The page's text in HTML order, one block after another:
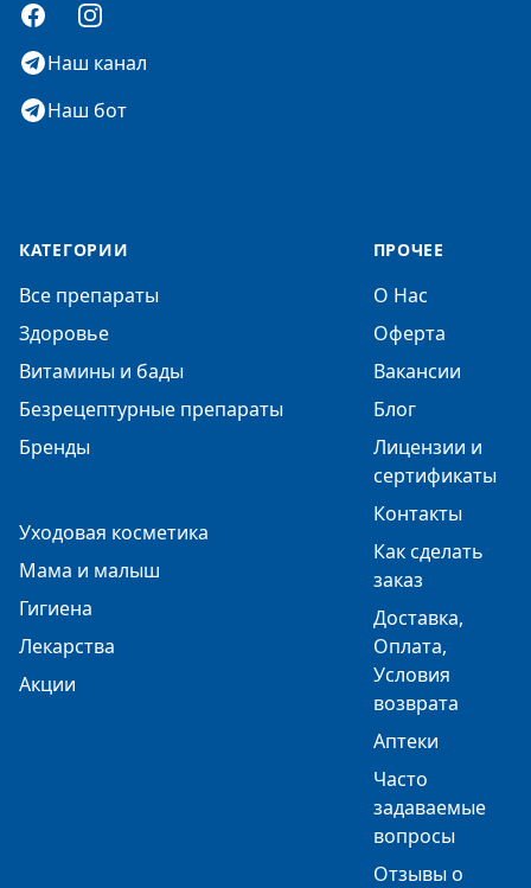
FacebookInstagram
Наш канал
Наш бот
КАТЕГОРИИ
Все препараты
Здоровье
Витамины и бады
Безрецептурные препараты
Бренды
Уходовая косметика
Мама и малыш
Гигиена
Лекарства
Акции
ПРОЧЕЕ
О Нас
Оферта
Вакансии
Блог
Лицензии и
сертификаты
Контакты
Как сделать
заказ
Доставка,
Оплата,
Условия
возврата
Аптеки
Часто
задаваемые
вопросы
Отзывы о